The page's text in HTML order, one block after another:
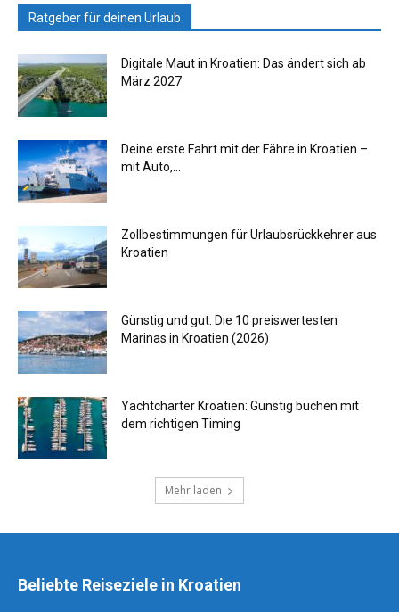
Ratgeber für deinen Urlaub
Digitale Maut in Kroatien: Das ändert sich ab
März 2027
Deine erste Fahrt mit der Fähre in Kroatien –
mit Auto,...
Zollbestimmungen für Urlaubsrückkehrer aus
Kroatien
Günstig und gut: Die 10 preiswertesten
Marinas in Kroatien (2026)
Yachtcharter Kroatien: Günstig buchen mit
dem richtigen Timing
Mehr laden
Beliebte Reiseziele in Kroatien